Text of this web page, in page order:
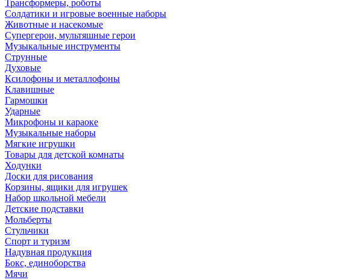
Трансформеры, роботы
Солдатики и игровые военные наборы
Животные и насекомые
Супергерои, мультяшные герои
Музыкальные инструменты
Струнные
Духовые
Ксилофоны и металлофоны
Клавишные
Гармошки
Ударные
Микрофоны и караоке
Музыкальные наборы
Мягкие игрушки
Товары для детской комнаты
Ходунки
Доски для рисования
Корзины, ящики для игрушек
Набор школьной мебели
Детские подставки
Мольберты
Стульчики
Спорт и туризм
Надувная продукция
Бокс, единоборства
Мячи